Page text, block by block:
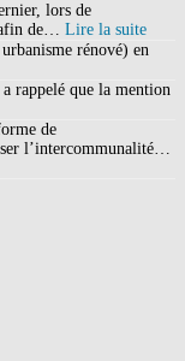
lors de
afin de… Lire la suite
rénové) en
rappelé que la mention
de
l’intercommunalité…